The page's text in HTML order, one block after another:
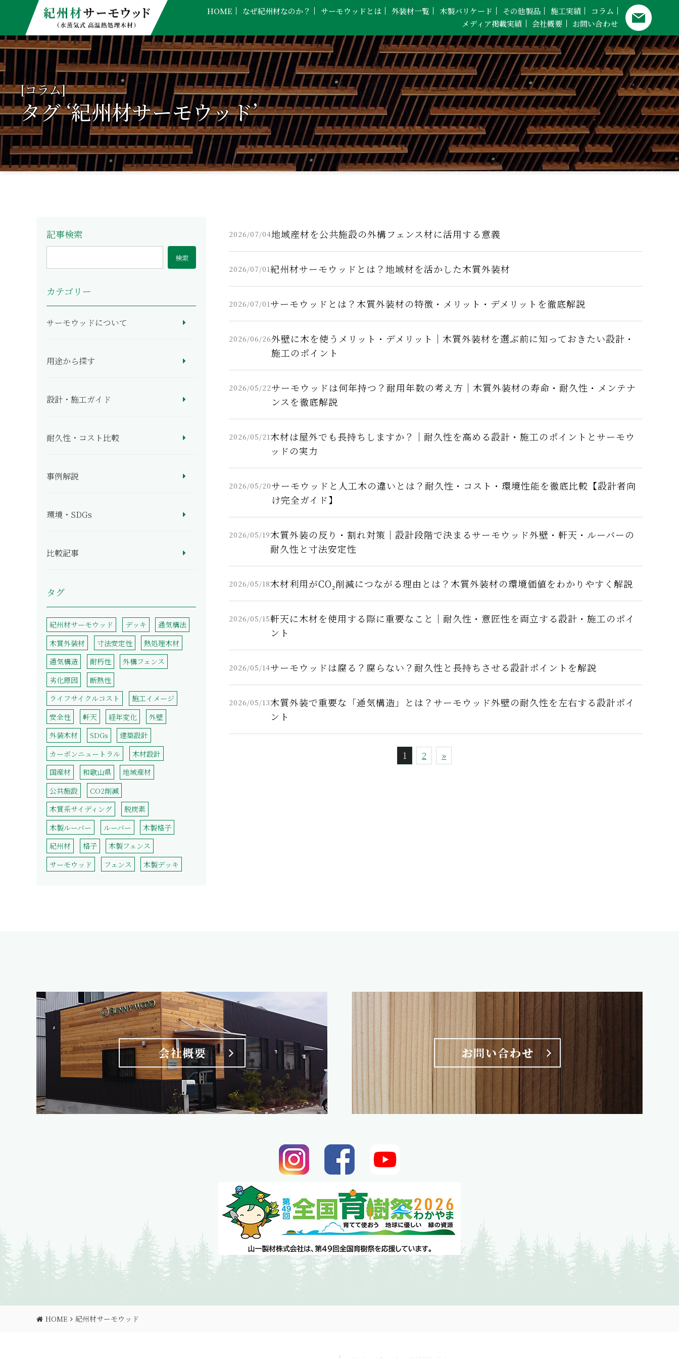
HOME なぜ紀州材なのか？ サーモウッドとは 外装材一覧 木製バリケード その他製品 施工実績
コラム
メディア掲載実績
会社概要 お問い合わせ
[コラム]
タグ ‘紀州材サーモウッド’
2026/07/04地域産材を公共施設の外構フェンス材に活用する意義
2026/07/01 紀州材サーモウッドとは？地域材を活かした木質外装材
2026/07/01 サーモウッドとは？木質外装材の特徴・メリット・デメリットを徹底解説
2026/06/26外壁に木を使うメリット・デメリット｜木質外装材を選ぶ前に知っておきたい設計・
施工のポイント
2026/05/22サーモウッドは何年持つ？耐用年数の考え方｜木質外装材の寿命・耐久性・メンテナ
ンスを徹底解説
2026/05/21木材は屋外でも長持ちしますか？｜耐久性を高める設計・施工のポイントとサーモウ
ッドの実力
2026/05/20サーモウッドと人工木の違いとは？耐久性・コスト・環境性能を徹底比較【設計者向
け完全ガイド】
2026/05/19木質外装の反り・割れ対策｜設計段階で決まるサーモウッド外壁・軒天・ルーバーの
耐久性と寸法安定性
2026/05/18木材利用がCO₂削減につながる理由とは？木質外装材の環境価値をわかりやすく解説
2026/05/15軒天に木材を使用する際に重要なこと｜耐久性・意匠性を両立する設計・施工のポイ
ント
2026/05/14サーモウッドは腐る？腐らない？耐久性と長持ちさせる設計ポイントを解説
2026/05/13木質外装で重要な「通気構造」とは？サーモウッド外壁の耐久性を左右する設計ポイ
ント
1 2 »
記事検索
カテゴリー
サーモウッドについて
用途から探す
設計・施工ガイド
耐久性・コスト比較
事例解説
環境・SDGs
比較記事
タグ
紀州材サーモウッド デッキ
通気構法
木質外装材
寸法安定性
熱処理木材
通気構造
耐朽性
外構フェンス
劣化原因
断熱性
ライフサイクルコスト
施工イメージ
安全性
軒天 経年変化
外壁
外装木材
SDGs
建築設計
カーボンニュートラル
木材設計
国産材
和歌山県
地域産材
公共施設
CO2削減
木質系サイディング
脱炭素
木製ルーバー
ルーバー
木製格子
紀州材
格子
木製フェンス
サーモウッド
フェンス 木製デッキ
HOME 紀州材サーモウッド